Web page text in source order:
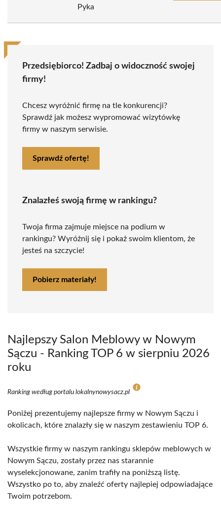
Pyka
Przedsiębiorco! Zadbaj o widoczność swojej
firmy!
Chcesz wyróżnić firmę na tle konkurencji?
Sprawdź jak możesz wypromować wizytówkę
firmy w naszym serwisie.
Sprawdź ofertę!
Znalazłeś swoją firmę w rankingu?
Twoja firma zajmuje miejsce na podium w
rankingu? Wyróżnij się i pokaż swoim klientom, że
jesteś na szczycie!
Pobierz materiały!
Najlepszy Salon Meblowy w Nowym
Sączu - Ranking TOP 6 w sierpniu 2026
roku
Ranking według portalu lokalnynowysacz.pl
Poniżej prezentujemy najlepsze firmy w Nowym Sączu i
okolicach, które znalazły się w naszym zestawieniu TOP 6.
Wszystkie firmy w naszym rankingu sklepów meblowych w
Nowym Sączu, zostały przez nas starannie
wyselekcjonowane, zanim trafiły na poniższą listę.
Wszystko po to, aby znaleźć oferty najlepiej odpowiadające
Twoim potrzebom.